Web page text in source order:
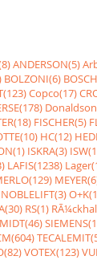
ANDERSON(5)
BOLZONI(6)
Copco(17)
FISCHER(5)
HC(12)
ISKRA(3)
LAFIS(1238)
NOBLELIFT(3)
RS(1)
VOTEX(123)